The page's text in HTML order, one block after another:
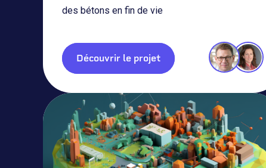
des bétons en fin de vie
Découvrir le projet